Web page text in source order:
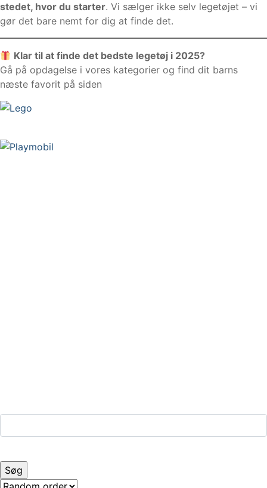
stedet, hvor du starter. Vi sælger ikke selv legetøjet – vi
gør det bare nemt for dig at finde det.
Klar til at finde det bedste legetøj i 2025?
Gå på opdagelse i vores kategorier og find dit barns
næste favorit på siden